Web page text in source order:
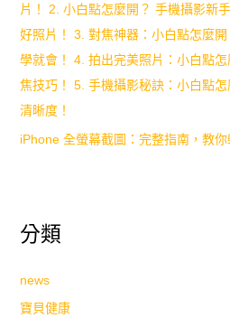
片！ 2. 小白點怎麼開？ 手機攝影新
好照片！ 3. 對焦神器：小白點怎麼
學就會！ 4. 拍出完美照片：小白點
焦技巧！ 5. 手機攝影秘訣：小白點
清晰度！
iPhone 全螢幕截圖：完整指南，教你
分類
news
寶貝健康